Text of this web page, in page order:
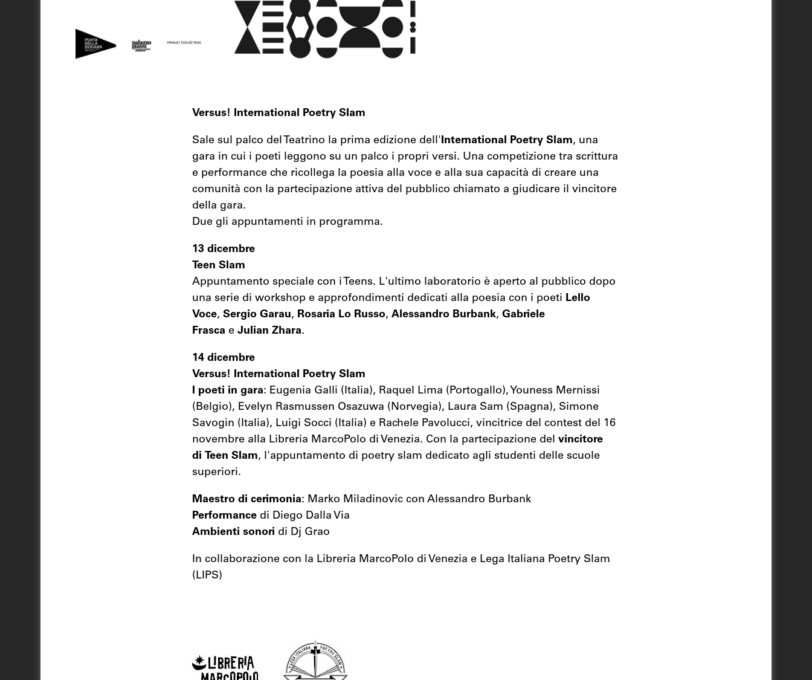
Versus! International Poetry Slam
Sale sul palco del Teatrino la prima edizione dell'International Poetry Slam, una
gara in cui i poeti leggono su un palco i propri versi. Una competizione tra scrittura
e performance che ricollega la poesia alla voce e alla sua capacità di creare una
comunità con la partecipazione attiva del pubblico chiamato a giudicare il vincitore
della gara.
Due gli appuntamenti in programma.
13 dicembre
Teen Slam
Appuntamento speciale con i Teens. L'ultimo laboratorio è aperto al pubblico dopo
una serie di workshop e approfondimenti dedicati alla poesia con i poeti Lello
Voce, Sergio Garau, Rosaria Lo Russo, Alessandro Burbank, Gabriele
Frasca e Julian Zhara.
14 dicembre
Versus! International Poetry Slam
I poeti in gara: Eugenia Galli (Italia), Raquel Lima (Portogallo), Youness Mernissi
(Belgio), Evelyn Rasmussen Osazuwa (Norvegia), Laura Sam (Spagna), Simone
Savogin (Italia), Luigi Socci (Italia) e Rachele Pavolucci, vincitrice del contest del 16
novembre alla Libreria MarcoPolo di Venezia. Con la partecipazione del vincitore
di Teen Slam, l'appuntamento di poetry slam dedicato agli studenti delle scuole
superiori.
Maestro di cerimonia: Marko Miladinovic con Alessandro Burbank
Performancedi Diego Dalla Via
Ambienti sonori di Dj Grao
In collaborazione con la Libreria MarcoPolo di Venezia e Lega Italiana Poetry Slam
(LIPS)